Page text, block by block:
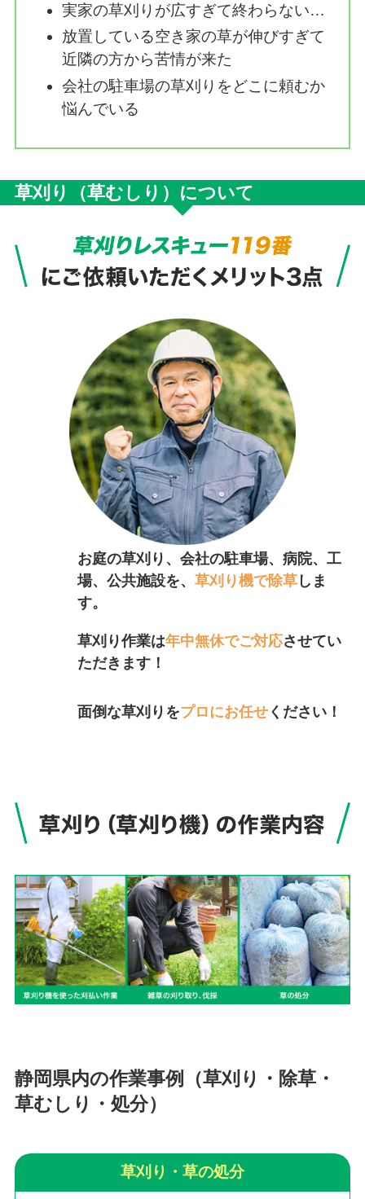
実家の草刈りが広すぎて終わらない…
放置している空き家の草が伸びすぎて
近隣の方から苦情が来た
会社の駐車場の草刈りをどこに頼むか
悩んでいる
草刈り（草むしり）について
お庭の草刈り、会社の駐車場、病院、工
場、公共施設を、草刈り機で除草 しま
す。
草刈り作業は年中無休でご対応させてい
ただきます！
面倒な草刈りをプロにお任せ ください！
静岡県内の作業事例（草刈り・除草・
草むしり・処分）
草刈り・草の処分